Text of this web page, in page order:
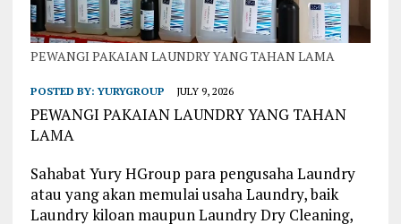
PEWANGI PAKAIAN LAUNDRY YANG TAHAN LAMA
POSTED BY:YURYGROUP JULY 9, 2026
PEWANGI PAKAIAN LAUNDRY YANG TAHAN
LAMA
Sahabat Yury HGroup para pengusaha Laundry
atau yang akan memulai usaha Laundry, baik
Laundry kiloan maupun Laundry Dry Cleaning,